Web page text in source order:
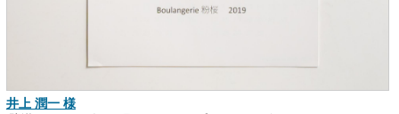
井上 潤一 様